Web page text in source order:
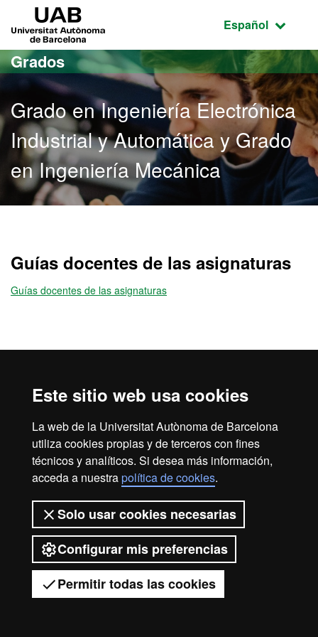
Este sitio web usa cookies
La web de la Universitat Autònoma de Barcelona
utiliza cookies propias y de terceros con fines
técnicos y analíticos. Si desea más información,
acceda a nuestrapolítica de cookies.
Solo usar cookies necesarias
Configurar mis preferencias
Permitir todas las cookies
Acceso al contenido principal
Acceso a la navegación de la página
Idioma
Español
Grados
Grado en Ingeniería Electrónica
Industrial y Automática y Grado
en Ingeniería Mecánica
Tienes dudas?
Guías docentes de las asignaturas
Guías docentes de las asignaturas
Aviso legal Protección de datos
Sobre el web
Barcelona